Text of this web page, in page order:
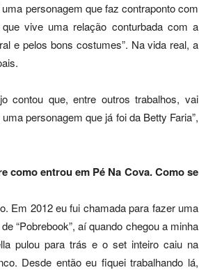
uma personagem que faz contraponto com
vive uma relação conturbada com a
e pelos bons costumes”. Na vida real, a
contou que, entre outros trabalhos, vai
personagem que já foi da Betty Faria”,
como entrou em Pé Na Cova. Como se
Em 2012 eu fui chamada para fazer uma
“Pobrebook”, aí quando chegou a minha
pulou para trás e o set inteiro caiu na
Desde então eu fiquei trabalhando lá,